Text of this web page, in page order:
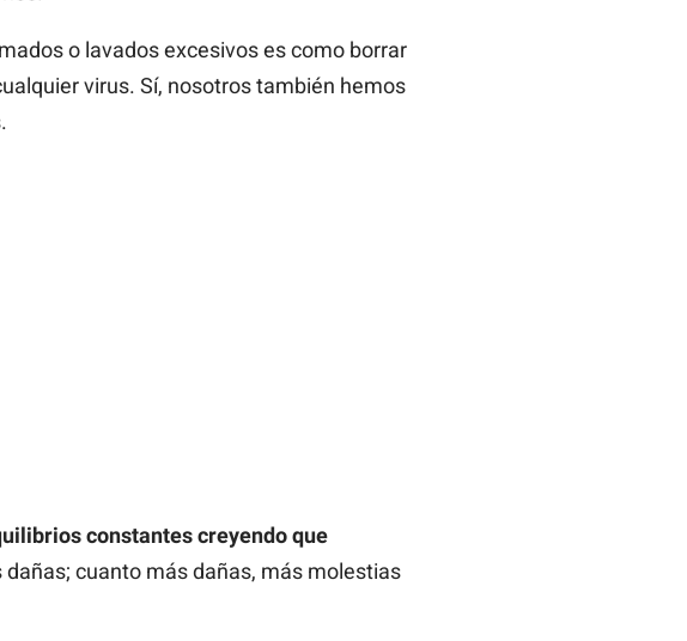
o lavados excesivos es como borrar
virus. Sí, nosotros también hemos
constantes creyendo que
cuanto más dañas, más molestias